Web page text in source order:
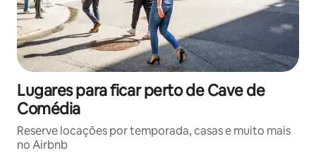
Lugares para ficar perto de Cave de
Comédia
Reserve locações por temporada, casas e muito mais
no Airbnb